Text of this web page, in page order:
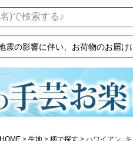
震の影響に伴い、お荷物のお届
HOME 生地 柄で探す ハワイアン､